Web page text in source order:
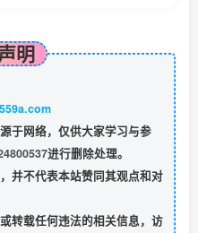
明
于网络，仅供大家学习与参
进行删除处理。
并不代表本站赞同其观点和对
转载任何违法的相关信息，访